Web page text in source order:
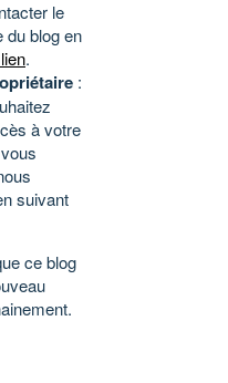
le
du blog en
.
:
à votre
suivant
ce blog